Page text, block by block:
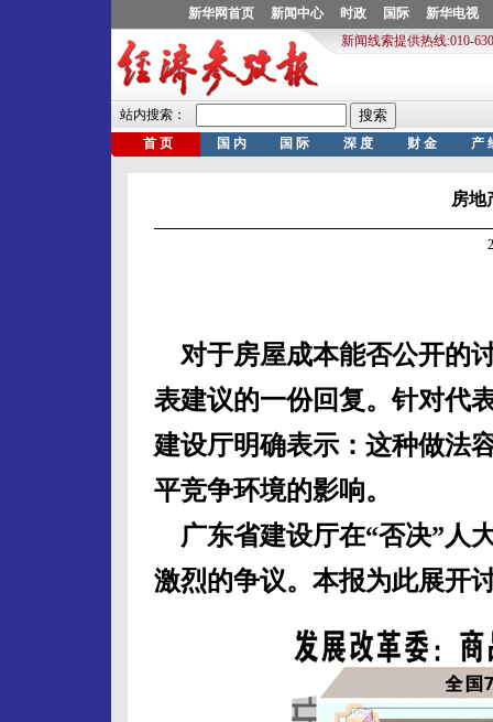
房地
对于房屋成本能否公开的
表建议的一份回复。针对代
建设厅明确表示：这种做法
平竞争环境的影响。
广东省建设厅在“否决”人
激烈的争议。本报为此展开